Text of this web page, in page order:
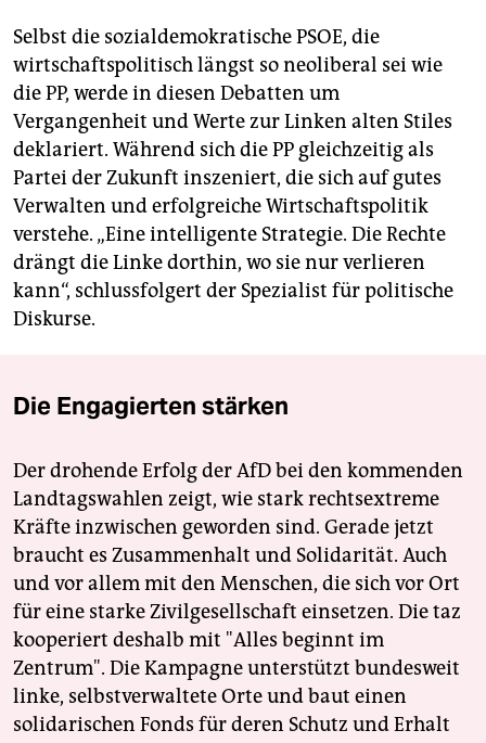
Selbst die sozialdemokratische PSOE, die
wirtschaftspolitisch längst so neoliberal sei wie
die PP, werde in diesen Debatten um
Vergangenheit und Werte zur Linken alten Stiles
deklariert. Während sich die PP gleichzeitig als
Partei der Zukunft inszeniert, die sich auf gutes
Verwalten und erfolgreiche Wirtschaftspolitik
verstehe. „Eine intelligente Strategie. Die Rechte
drängt die Linke dorthin, wo sie nur verlieren
kann“, schlussfolgert der Spe­zialist für politische
Diskurse.
Die Engagierten stärken
Der drohende Erfolg der AfD bei den kommenden
Landtagswahlen zeigt, wie stark rechtsextreme
Kräfte inzwischen geworden sind. Gerade jetzt
braucht es Zusammenhalt und Solidarität. Auch
und vor allem mit den Menschen, die sich vor Ort
für eine starke Zivilgesellschaft einsetzen. Die taz
kooperiert deshalb mit "Alles beginnt im
Zentrum". Die Kampagne unterstützt bundesweit
linke, selbstverwaltete Orte und baut einen
solidarischen Fonds für deren Schutz und Erhalt